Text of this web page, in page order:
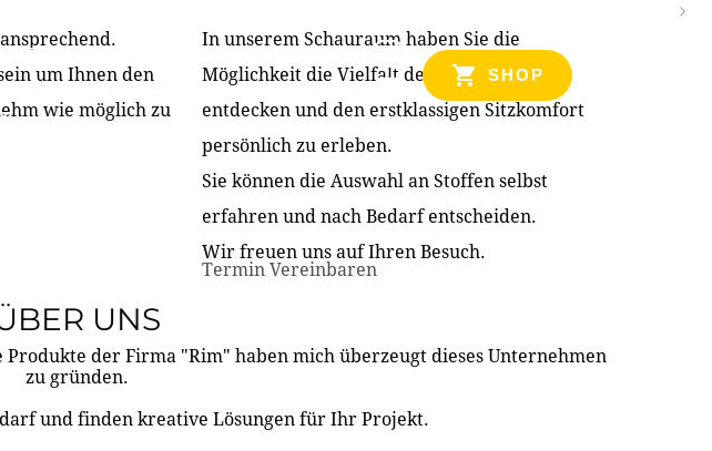
PARTNER & REFERENZEN
SHOP
um Ihnen den
wie möglich zu
In unserem Schauraum haben Sie die
Möglichkeit die Vielfalt der Produkte zu
entdecken und den erstklassigen Sitzkomfort
persönlich zu erleben.
Sie können die Auswahl an Stoffen selbst
erfahren und nach Bedarf entscheiden.
Wir freuen uns auf Ihren Besuch.
Termin Vereinbaren
UNS
der Firma "Rim" haben mich überzeugt dieses Unternehmen
zu gründen.
und finden kreative Lösungen für Ihr Projekt.